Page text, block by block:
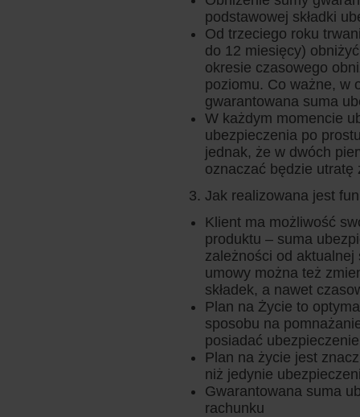
podstawowej składki
Od trzeciego roku
do 12 miesięcy)
okresie czasowego
poziomu. Co ważne, w
gwarantowana suma
W każdym momencie
ubezpieczenia po
jednak, że w dwóch
oznaczać będzie
Jak realizowana jest
Klient ma możliwość
produktu – suma
zależności od
umowy można też
składek, a nawet
Plan na Życie to
sposobu na
posiadać
Plan na życie jest
niż jedynie
Gwarantowana suma
rachunku